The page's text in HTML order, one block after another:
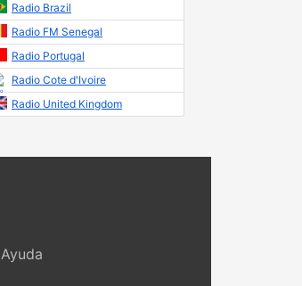
Radio Brazil
Radio FM Senegal
Radio Portugal
Radio Cote d'Ivoire
Radio United Kingdom
Ayuda